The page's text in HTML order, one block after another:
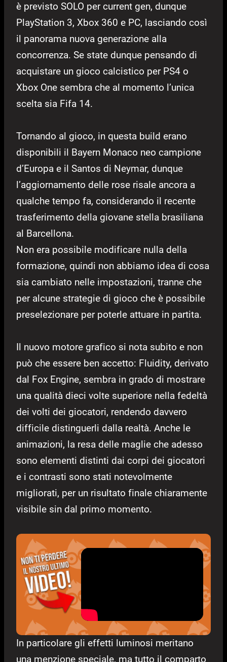
è previsto SOLO per current gen, dunque
PlayStation 3, Xbox 360 e PC, lasciando così
il panorama nuova generazione alla
concorrenza. Se state dunque pensando di
acquistare un gioco calcistico per PS4 o
Xbox One sembra che al momento l’unica
scelta sia Fifa 14.
Tornando al gioco, in questa build erano
disponibili il Bayern Monaco neo campione
d’Europa e il Santos di Neymar, dunque
l’aggiornamento delle rose risale ancora a
qualche tempo fa, considerando il recente
trasferimento della giovane stella brasiliana
al Barcellona.
Non era possibile modificare nulla della
formazione, quindi non abbiamo idea di cosa
sia cambiato nelle impostazioni, tranne che
per alcune strategie di gioco che è possibile
preselezionare per poterle attuare in partita.
Il nuovo motore grafico si nota subito e non
può che essere ben accetto: Fluidity, derivato
dal Fox Engine, sembra in grado di mostrare
una qualità dieci volte superiore nella fedeltà
dei volti dei giocatori, rendendo davvero
difficile distinguerli dalla realtà. Anche le
animazioni, la resa delle maglie che adesso
sono elementi distinti dai corpi dei giocatori
e i contrasti sono stati notevolmente
migliorati, per un risultato finale chiaramente
visibile sin dal primo momento.
In particolare gli effetti luminosi meritano
una menzione speciale, ma tutto il comparto